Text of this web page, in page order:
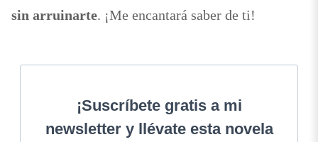
sin arruinarte. ¡Me encantará saber de ti!
¡Suscríbete gratis a mi
newsletter y llévate esta novela